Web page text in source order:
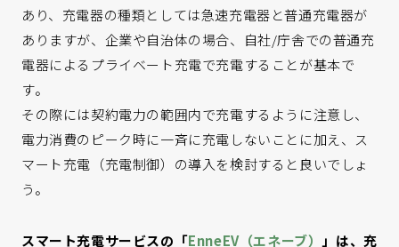
あり、充電器の種類としては急速充電器と普通充電器が
ありますが、企業や自治体の場合、自社/庁舎での普通充
電器によるプライベート充電で充電することが基本で
す。
その際には契約電力の範囲内で充電するように注意し、
電力消費のピーク時に一斉に充電しないことに加え、ス
マート充電（充電制御）の導入を検討すると良いでしょ
う。
スマート充電サービスの「EnneEV（エネーブ）
」は、充